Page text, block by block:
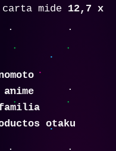
carta mide 12,7 x
familia
otaku